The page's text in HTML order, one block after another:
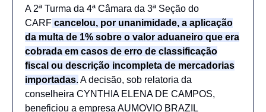
A 2ª Turma da 4ª Câmara da 3ª Seção do
CARF cancelou, por unanimidade, a aplicação
da multa de 1% sobre o valor aduaneiro que era
cobrada em casos de erro de classificação
fiscal ou descrição incompleta de mercadorias
importadas. A decisão, sob relatoria da
conselheira CYNTHIA ELENA DE CAMPOS,
beneficiou a empresa AUMOVIO BRAZIL